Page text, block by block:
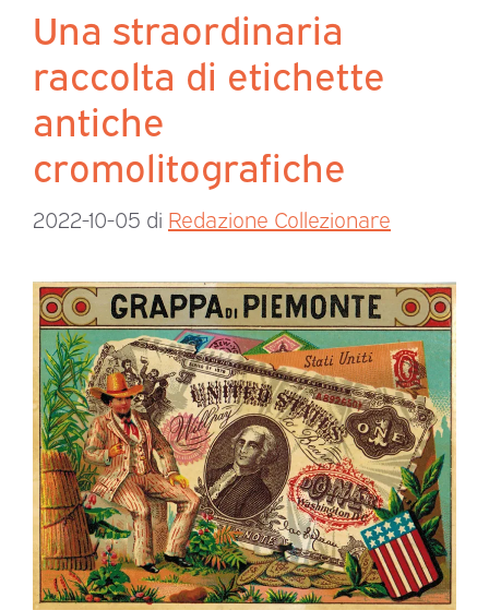
Una straordinaria
raccolta di etichette
antiche
cromolitografiche
2022-10-05 di Redazione Collezionare